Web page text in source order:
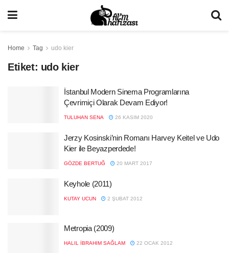
Home Tag udo kier
Etiket: udo kier
İstanbul Modern Sinema Programlarına
Çevrimiçi Olarak Devam Ediyor!
TULUHAN SENA 26 KASIM 2020
Jerzy Kosinski’nin Romanı Harvey Keitel ve Udo
Kier ile Beyazperdede!
GÖZDE BERTUĞ 20 MART 2017
Keyhole (2011)
KUTAY UCUN 2 ŞUBAT 2012
Metropia (2009)
HALIL İBRAHIM SAĞLAM 22 OCAK 2012